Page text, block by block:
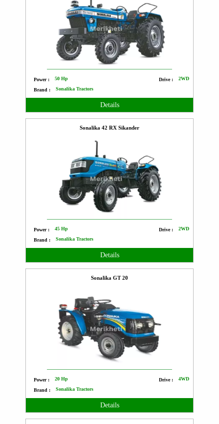
Power : 50 Hp Drive : 2WD
Brand : Sonalika Tractors
Details
Sonalika 42 RX Sikander
Power : 45 Hp Drive : 2WD
Brand : Sonalika Tractors
Details
Sonalika GT 20
Power : 20 Hp Drive : 4WD
Brand : Sonalika Tractors
Details